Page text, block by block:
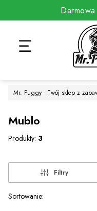
Mr. Puggy - Twój sklep z
Mublo
Produkty: 3
Filtry
Lista produktów
Sortowanie: